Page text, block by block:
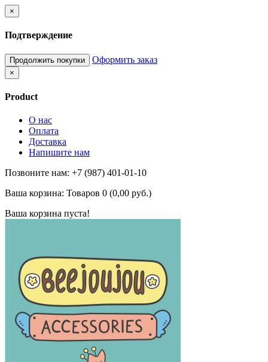
×
Подтверждение
Продолжить покупки Оформить заказ
×
Product
О нас
Оплата
Доставка
Напишите нам
Позвоните нам: +7 (987) 401-01-10
Ваша корзина: Товаров 0 (0,00 руб.)
Ваша корзина пуста!